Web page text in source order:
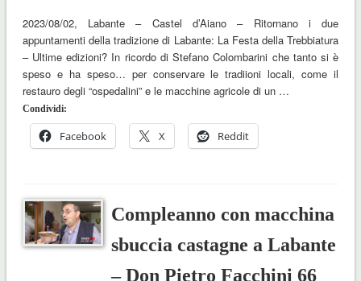
2023/08/02, Labante – Castel d’Aiano – Ritornano i due
appuntamenti della tradizione di Labante: La Festa della Trebbiatura
– Ultime edizioni? In ricordo di Stefano Colombarini che tanto si è
speso e ha speso… per conservare le tradiioni locali, come il
restauro degli “ospedalini” e le macchine agricole di un …
Condividi:
Facebook X Reddit
Compleanno con macchina
sbuccia castagne a Labante
– Don Pietro Facchini 66